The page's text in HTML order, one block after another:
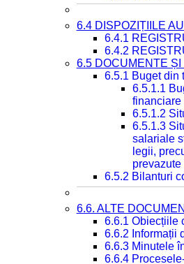
6.4 DISPOZIȚIILE
6.4.1
6.4.2
6.5 DOCUMENTE
6.5.1 Buget din
6.5.1.1
financiare
6.5.1.2
6.5.1.3
salariale
legii,
6.5.2 Bilanturi
6.6. ALTE
6.6.1 Obiecțiile
6.6.2 Informații
6.6.3 Minutele
6.6.4